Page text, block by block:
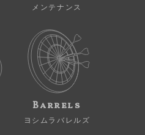
メンテナンス
Barrels
ヨシムラバレルズ